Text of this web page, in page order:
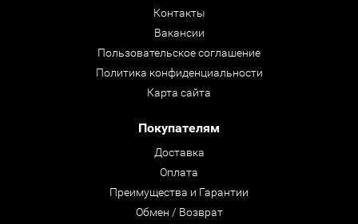
Контакты
Вакансии
Пользовательское соглашение
Политика конфиденциальности
Карта сайта
Покупателям
Доставка
Оплата
Преимущества и Гарантии
Обмен / Возврат